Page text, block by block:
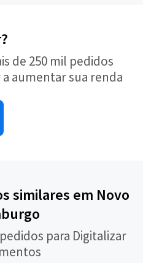
de 250 mil pedidos
aumentar sua renda
similares em Novo
para Digitalizar